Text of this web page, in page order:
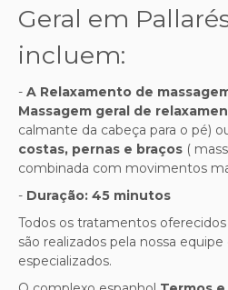
Geral em
incluem:
- A Relaxamento de
Massagem geral de
calmante da cabeça para o pé)
costas, pernas e braços (
combinada com movimentos
- Duração: 45 minutos
Todos os tratamentos
são realizados pela nossa
especializados.